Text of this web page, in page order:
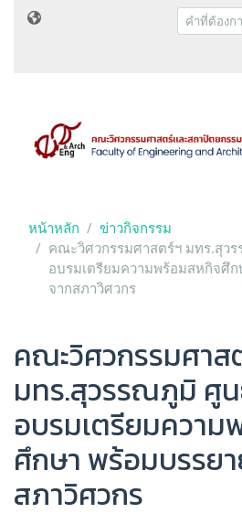
หน้าหลัก
ข่าวกิจกรรม
คณะวิศวกรรมศาสตร์ฯ มทร.สุว
อบรมเตรียมความพร้อมสหกิจศึ
จากสภาวิศวกร
คณะวิศวกรรมศาส
มทร.สุวรรณภูมิ ศู
อบรมเตรียมควา
ศึกษา พร้อมบรรย
สภาวิศวกร